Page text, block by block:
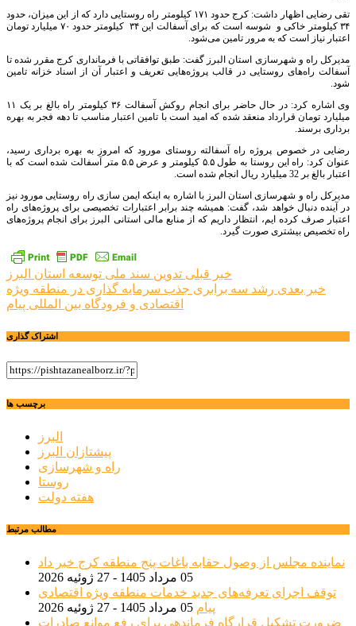
تقی رضایی اظهار داشت: کرج حدود ۱۷۱ کیلومتر راه روستایی دارد که از این میزان، حدود
۳۴ کیلومتر خاکی و شوسه است که برای آسفالت این ۳۴ کیلومتر حدود ۷۰ میلیارد تومان
اعتبار نیاز است که به مرور تامین می‌شود.
مدیرکل راه و شهرسازی استان البرز گفت: طبق توافقاتی با فرمانداری کرج مقرر شده تا
آسفالت راه‌های روستایی در قالب پروژه‌هایی تعریف و اعتبار آن از اسناد خزانه تامین
شود.
وی اشاره کرد: در حال حاضر برای انجام روکش آسفالت ۳۶ کیلومتر راه بالغ بر یک ۱۱
میلیارد تومان قرارداد منعقد شده که امید است با تامین اعتبار مناسب تا دهه فجر به بهره
برداری برسند.
رضایی در خصوص پروژه راه آسفالته روستای مورود که امروز به بهره برداری رسید،
عنوان کرد: راه این روستا به طول ۵.۵ کیلومتر و عرض ۵.۵ متر آسفالت شده است که با
اعتبار بالغ بر 32 میلیارد ریال انجام شده است.
مدیرکل راه و شهرسازی استان البرز با اشاره به اینکه ایمن سازی راه روستایی مورود نیز
در آینده دنبال خواهد شد، گفت: همیشه چند برابر اعتبارات تخصیصی برای پروژه‌های راه
اعتبار صرف کرده ایم، انتظار داریم که از منابع مالی استانی البرز برای انجام پروژه‌های
راه تخصیص بیشتری صورت گیرد.
راهبری
نوشته
خبر قبلی تدوین سند ملی توسعه استان البرز
خبر بعدی رشد سه برابری جذب سرمایه گذاری در منطقه ویژه
اقتصادی و فرودگاه بین المللی پیام
اشتراک گذاری
برچسب ها
البرز
پیشتازان البرز
راه و شهرسازی
روستا
هفته دولت
مطالب مرتبط
نماینده مجلس از وصول حقابه باغات پنج منطقه کرج خبر داد
05 مرداد 1405 - 27 ژوئیه 2026
توقف اجرای تعرفه‌های جدید خدمات منطقه ویژه اقتصادی
پیام 05 مرداد 1405 - 27 ژوئیه 2026
ضرورت تشکیل قرارگاه فرماندهی برای رفع موانع صادرات